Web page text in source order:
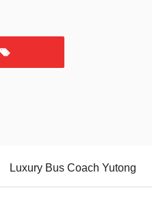
Luxury Bus Coach Yutong